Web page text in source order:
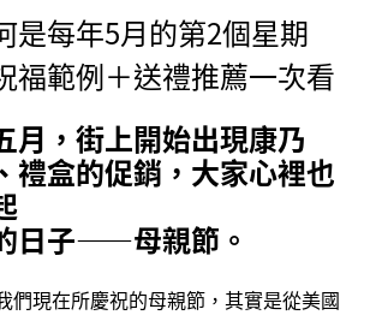
是每年5月的第2個星期
福範例＋送禮推薦一次看
月，街上開始出現康乃
禮盒的促銷，大家心裡也
日子——母親節。
們現在所慶祝的母親節，其實是從美國